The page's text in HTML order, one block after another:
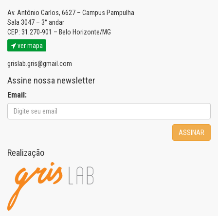
Av. Antônio Carlos, 6627 – Campus Pampulha
Sala 3047 – 3° andar
CEP: 31.270-901 – Belo Horizonte/MG
ver mapa
grislab.gris@gmail.com
Assine nossa newsletter
Email:
ASSINAR
Realização